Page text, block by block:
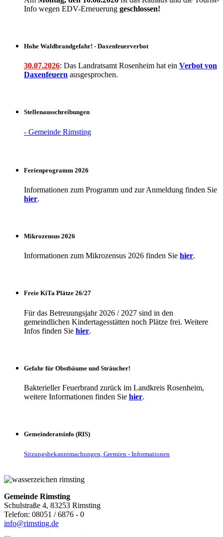
Info wegen EDV-Erneuerung geschlossen!
Hohe Waldbrandgefahr! - Daxenfeuerverbot
30.07.2026: Das Landratsamt Rosenheim hat ein Verbot von
Daxenfeuern ausgesprochen.
Stellenausschreibungen
- Gemeinde Rimsting
Ferienprogramm 2026
Informationen zum Programm und zur Anmeldung finden Sie
hier.
Mikrozensus 2026
Informationen zum Mikrozensus 2026 finden Sie hier.
Freie KiTa Plätze 26/27
Für das Betreuungsjahr 2026 / 2027 sind in den
gemeindlichen Kindertagesstätten noch Plätze frei. Weitere
Infos finden Sie hier.
Gefahr für Obstbäume und Sträucher!
Bakterieller Feuerbrand zurück im Landkreis Rosenheim,
weitere Informationen finden Sie hier.
Gemeinderatsinfo (RIS)
Sitzungsbekanntmachungen, Gremien - Informationen
Gemeinde Rimsting
Schulstraße 4, 83253 Rimsting
Telefon: 08051 / 6876 - 0
info@rimsting.de